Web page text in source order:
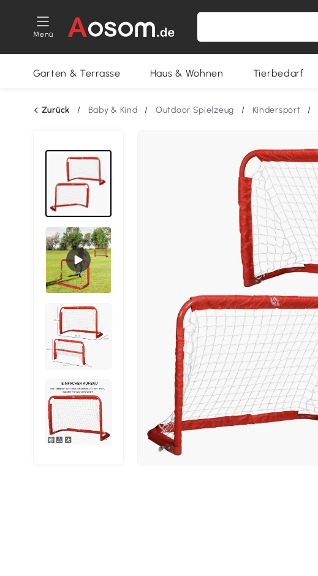
Menü
Garten & Terrasse Haus & Wohnen Tierbedarf
Zurück / Baby & Kind / Outdoor Spielzeug / Kindersport /